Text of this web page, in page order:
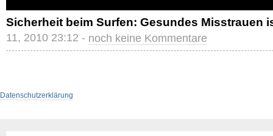
Sicherheit beim Surfen: Gesundes Misstrauen
11, 2010 23:12 - noch keine Kommentare
Datenschutzerklärung